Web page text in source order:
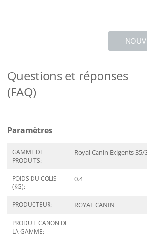
Questions et réponses
(FAQ)
Paramètres
GAMME DE
PRODUITS:
Royal Canin Exigents 35/
POIDS DU COLIS
(KG):
0.4
PRODUCTEUR: ROYAL CANIN
PRODUIT CANON DE
LA GAMME: